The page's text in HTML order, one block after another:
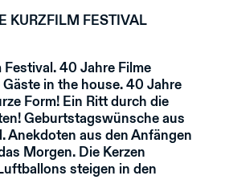
KURZFILM FESTIVAL
40 Jahre Filme
in the house. 40 Jahre
Form! Ein Ritt durch die
Geburtstagswünsche aus
Anekdoten aus den Anfängen
Morgen. Die Kerzen
steigen in den